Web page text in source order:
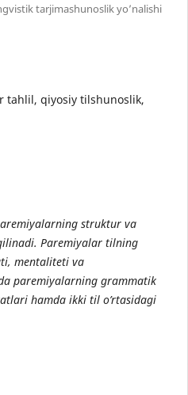
tarjimashunoslik yo’nalishi
tahlil, qiyosiy tilshunoslik,
struktur va
Paremiyalar tilning
mentaliteti va
paremiyalarning grammatik
hamda ikki til o’rtasidagi